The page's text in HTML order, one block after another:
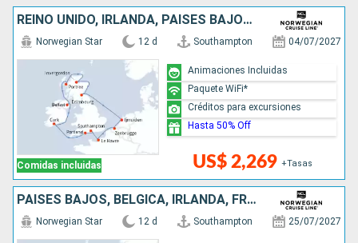
REINO UNIDO, IRLANDA, PAISES BAJOS, BÉLGICA, FRANCIA
Comidas incluidas
Norwegian Star 12 d Southampton 04/07/2027
US$ 2,269 +Tasas
Animaciones Incluidas
Paquete WiFi*
Créditos para excursiones
Hasta 50% Off
PAISES BAJOS, BÉLGICA, IRLANDA, FRANCIA, REINO UNIDO
Norwegian Star 12 d Southampton 25/07/2027